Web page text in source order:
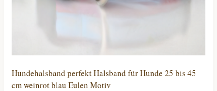
Hundehalsband perfekt Halsband für Hunde 25 bis 45
cm weinrot blau Eulen Motiv